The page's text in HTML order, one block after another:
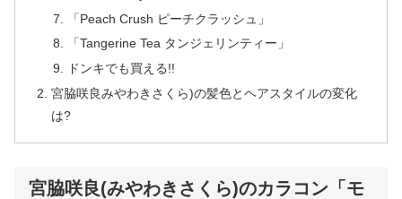
「Peach Crush ピーチクラッシュ」
「Tangerine Tea タンジェリンティー」
ドンキでも買える!!
宮脇咲良みやわきさくら)の髪色とヘアスタイルの変化
は?
宮脇咲良(みやわきさくら)のカラコン「モ